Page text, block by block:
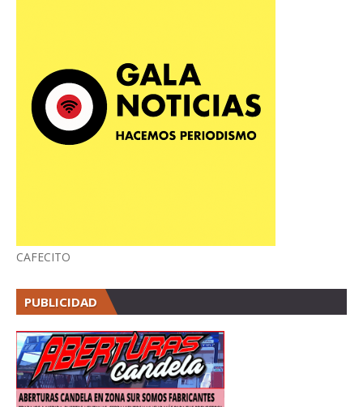
CAFECITO
PUBLICIDAD